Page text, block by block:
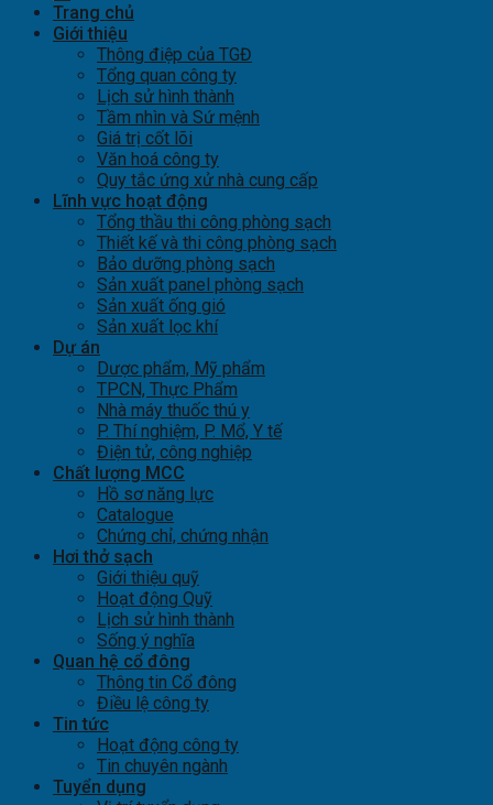
Trang chủ
Giới thiệu
Thông điệp của TGĐ
Tổng quan công ty
Lịch sử hình thành
Tầm nhìn và Sứ mệnh
Giá trị cốt lõi
Văn hoá công ty
Quy tắc ứng xử nhà cung cấp
Lĩnh vực hoạt động
Tổng thầu thi công phòng sạch
Thiết kế và thi công phòng sạch
Bảo dưỡng phòng sạch
Sản xuất panel phòng sạch
Sản xuất ống gió
Sản xuất lọc khí
Dự án
Dược phẩm, Mỹ phẩm
TPCN, Thực Phẩm
Nhà máy thuốc thú y
P. Thí nghiệm, P. Mổ, Y tế
Điện tử, công nghiệp
Chất lượng MCC
Hồ sơ năng lực
Catalogue
Chứng chỉ, chứng nhận
Hơi thở sạch
Giới thiệu quỹ
Hoạt động Quỹ
Lịch sử hình thành
Sống ý nghĩa
Quan hệ cổ đông
Thông tin Cổ đông
Điều lệ công ty
Tin tức
Hoạt động công ty
Tin chuyên ngành
Tuyển dụng